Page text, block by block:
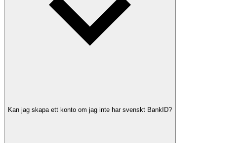
Kan jag skapa ett konto om jag inte har svenskt BankID?